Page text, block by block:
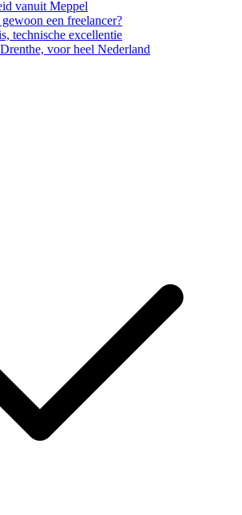
vanuit Meppel
een freelancer?
technische excellentie
voor heel Nederland